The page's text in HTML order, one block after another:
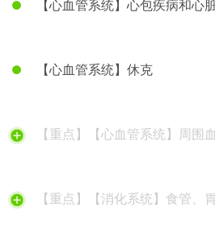
【心血管系统】心包疾病和心
【心血管系统】休克
【重点】【心血管系统】周围
【重点】【消化系统】食管、